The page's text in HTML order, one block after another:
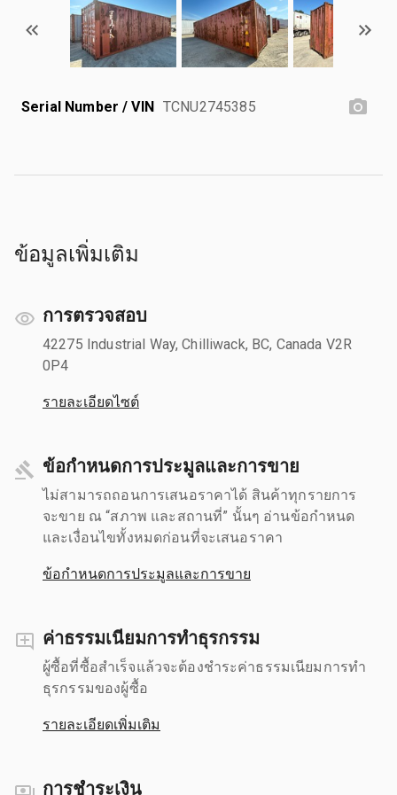
Serial Number / VIN TCNU2745385
ข้อมูลเพิ่มเติม
การตรวจสอบ
42275 Industrial Way, Chilliwack, BC, Canada V2R
0P4
รายละเอียดไซต์
ข้อกำหนดการประมูลและการขาย
ไม่สามารถถอนการเสนอราคาได้ สินค้าทุกรายการ
จะขาย ณ “สภาพ และสถานที่” นั้นๆ อ่านข้อกำหนด
และเงื่อนไขทั้งหมดก่อนที่จะเสนอราคา
ข้อกำหนดการประมูลและการขาย
ค่าธรรมเนียมการทำธุรกรรม
ผู้ซื้อที่ซื้อสำเร็จแล้วจะต้องชำระค่าธรรมเนียมการทำ
ธุรกรรมของผู้ซื้อ
รายละเอียดเพิ่มเติม
การชำระเงิน